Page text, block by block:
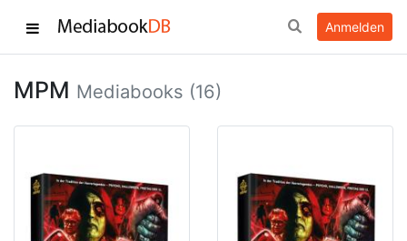
Anmelden
MPM Mediabooks (16)